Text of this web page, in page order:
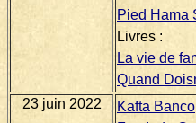
Pied Hama
Livres :
La vie de
Quand
23 juin 2022
Kafta Banco